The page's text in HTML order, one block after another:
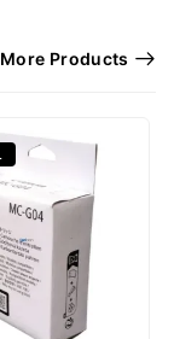
More Products